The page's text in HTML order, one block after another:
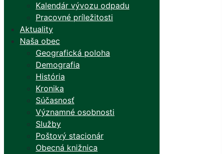
Kalendár vývozu odpadu
Pracovné príležitosti
Aktuality
Naša obec
Geografická poloha
Demografia
História
Kronika
Súčasnosť
Významné osobnosti
Služby
Poštový stacionár
Obecná knižnica